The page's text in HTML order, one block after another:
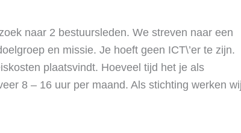
naar 2 bestuursleden. We streven naar een
en missie. Je hoeft geen ICT\’er te zijn.
plaatsvindt. Hoeveel tijd het je als
8 – 16 uur per maand. Als stichting werken